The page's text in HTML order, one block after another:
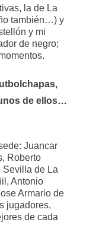
la de La
también…) y
y mi
de negro;
de ellos…
Juancar
Roberto
Sevilla de La
Antonio
Armario de
jugadores,
de cada